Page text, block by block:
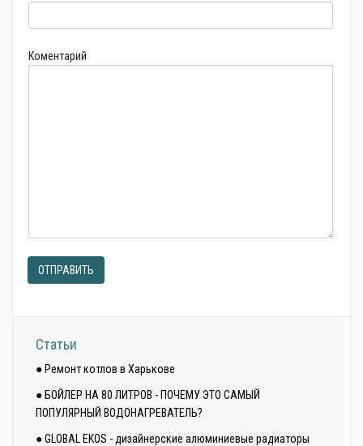
Коментарий
ОТПРАВИТЬ
Статьи
● Ремонт котлов в Харькове
● БОЙЛЕР НА 80 ЛИТРОВ - ПОЧЕМУ ЭТО САМЫЙ
ПОПУЛЯРНЫЙ ВОДОНАГРЕВАТЕЛЬ?
● GLOBAL EKOS - дизайнерские алюминиевые радиаторы